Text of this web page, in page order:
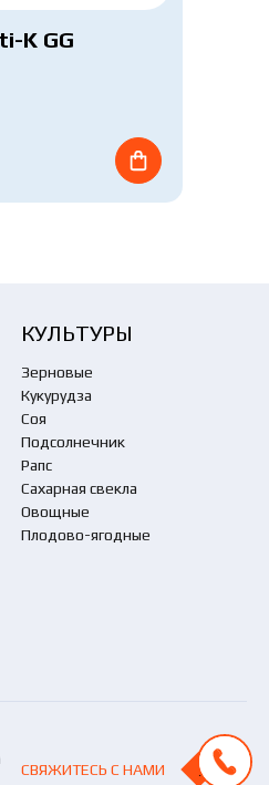
K GG
КУЛЬТУРЫ
Зерновые
Кукурудза
Соя
Подсолнечник
Рапс
Сахарная свекла
Овощные
Плодово-ягодные
СВЯЖИТЕСЬ С НАМИ